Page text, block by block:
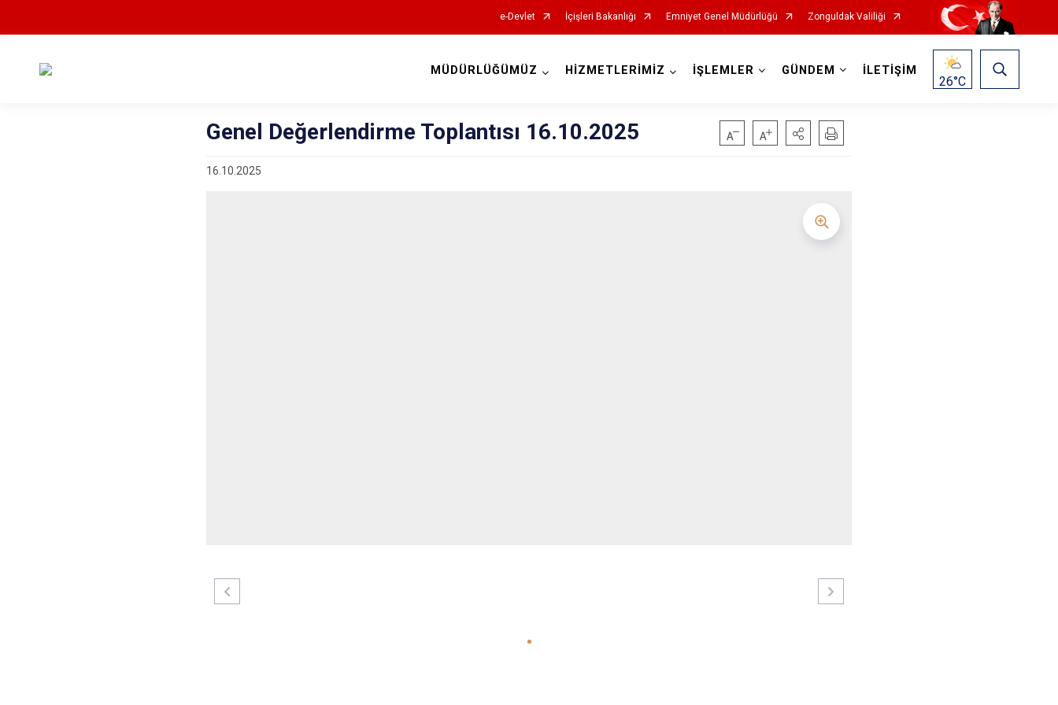
e-Devlet İçişleri Bakanlığı Emniyet Genel Müdürlüğü Zonguldak Valiliği
MÜDÜRLÜĞÜMÜZ HİZMETLERİMİZ İŞLEMLER GÜNDEM İLETİŞİM
26°C
Genel Değerlendirme Toplantısı 16.10.2025
16.10.2025